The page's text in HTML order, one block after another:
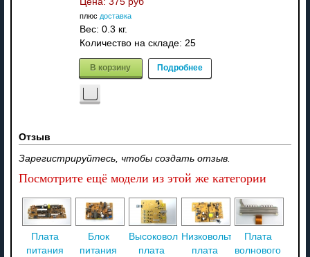
плюс доставка
Вес: 0.3 кг.
Количество на складе: 25
В корзину Подробнее
Отзыв
Зарегистрируйтесь, чтобы создать отзыв.
Посмотрите ещё модели из этой же категории
Плата
питания
Блок
питания
Высоковольтная
плата
Низковольтная
плата
Плата
волнового